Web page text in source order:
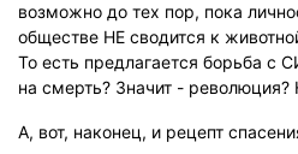
возможно до тех пор, пока
обществе НЕ сводится к
То есть предлагается борьба
на смерть? Значит - революция?
А, вот, наконец, и рецепт